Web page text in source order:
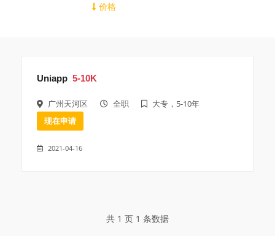
价格
Uniapp 5-10K
广州天河区 全职 大专，5-10年
现在申请
2021-04-16
共 1 页 1 条数据